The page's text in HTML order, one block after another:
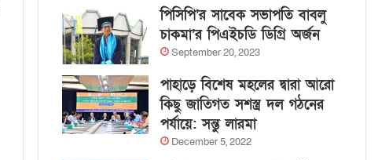
পিসিপি’র সাবেক সভাপতি বাবলু
চাকমা’র পিএইচডি ডিগ্রি অর্জন
September 20, 2023
পাহাড়ে বিশেষ মহলের দ্বারা আরো
কিছু জাতিগত সশস্ত্র দল গঠনের
পর্যায়ে: সন্তু লারমা
December 5, 2022